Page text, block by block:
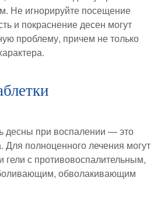
Не игнорируйте посещение
и покраснение десен могут
проблему, причем не только
десны при воспалении — это
Для полноценного лечения могут
гели с противовоспалительным,
обволакивающим